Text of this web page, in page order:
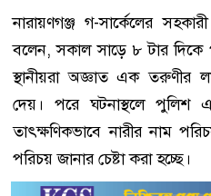
নারায়ণগঞ্জ গ-সার্কেলের
বলেন, সকাল সাড়ে ৮ টার
স্থানীয়রা অজ্ঞাত এক তরুণীর
দেয়। পরে ঘটনাস্থলে পুলিশ
তাৎক্ষণিকভাবে নারীর নাম
পরিচয় জানার চেষ্টা করা হচ্ছে।